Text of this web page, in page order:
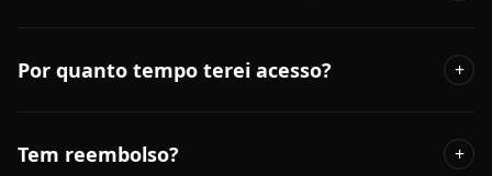
Por quanto tempo terei acesso? +
Tem reembolso? +